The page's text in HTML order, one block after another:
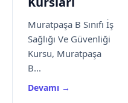
Muratpaşa B Sınıfı İş
Sağlığı Ve Güvenliği
Kursu, Muratpaşa
B...
Devamı →